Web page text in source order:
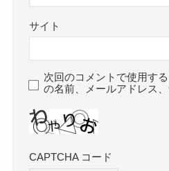
サイト
次回のコメントで使用す
の名前、メールアドレス
CAPTCHA コード